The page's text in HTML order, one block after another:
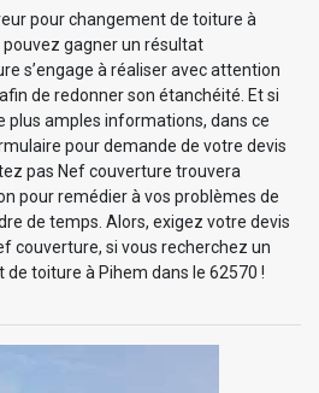
pour changement de toiture à
pouvez gagner un résultat
s’engage à réaliser avec attention
de redonner son étanchéité. Et si
plus amples informations, dans ce
pour demande de votre devis
pas Nef couverture trouvera
pour remédier à vos problèmes de
de temps. Alors, exigez votre devis
couverture, si vous recherchez un
toiture à Pihem dans le 62570 !